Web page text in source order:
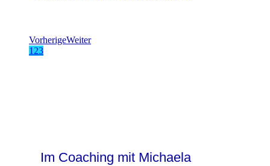
VorherigeWeiter
1 23
Im Coaching mit Michaela